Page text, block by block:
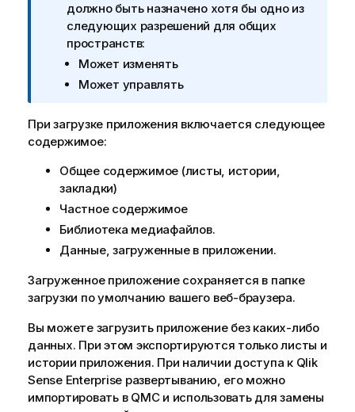
и
м
е
ч
е
к
и
н
о
р
м
ц
и
и
должно быть назначено хотя бы одно из
следующих разрешений для общих
пространств:
Может изменять
Может управлять
При загрузке приложения включается следующее
содержимое:
Общее содержимое (листы, истории,
закладки)
Частное содержимое
Библиотека медиафайлов.
Данные, загруженные в приложении.
Загруженное приложение сохраняется в папке
загрузки по умолчанию вашего веб-браузера.
Вы можете загрузить приложение без каких-либо
данных. При этом экспортируются только листы и
истории приложения. При наличии доступа к Qlik
Sense Enterprise развертыванию, его можно
импортировать в QMCи использовать для замены